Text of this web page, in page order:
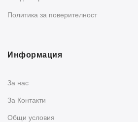
Политика за поверителност
Информация
За нас
За Контакти
Общи условия